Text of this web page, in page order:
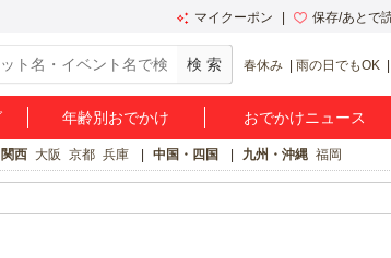
マイクーポン 保存/あとで
春休み 雨の日でもOK
年齢別おでかけ おでかけニュース
関西 大阪 京都 兵庫 中国・四国 九州・沖縄 福岡